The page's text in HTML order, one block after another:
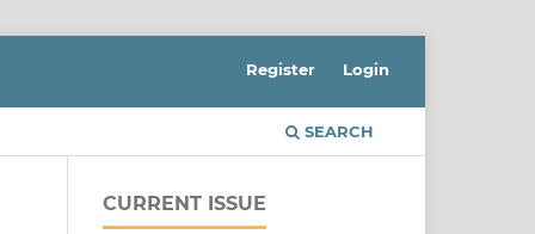
SEARCH
Register Login
CURRENT ISSUE